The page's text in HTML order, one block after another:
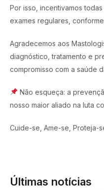
Por isso, incentivamos
exames regulares,
Agradecemos aos
diagnóstico, tratamento e
compromisso com a saúde
Não esqueça: a
nosso maior aliado na luta
Cuide-se, Ame-se, Proteja-
Últimas notícias